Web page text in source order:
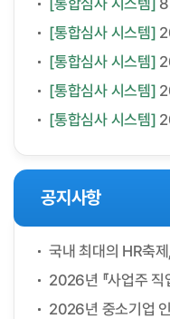
[통합심사 시스템]
[통합심사 시스템]
[통합심사 시스템]
[통합심사 시스템]
공지사항
국내 최대의 HR축제
2026년 『사업주 직
2026년 중소기업